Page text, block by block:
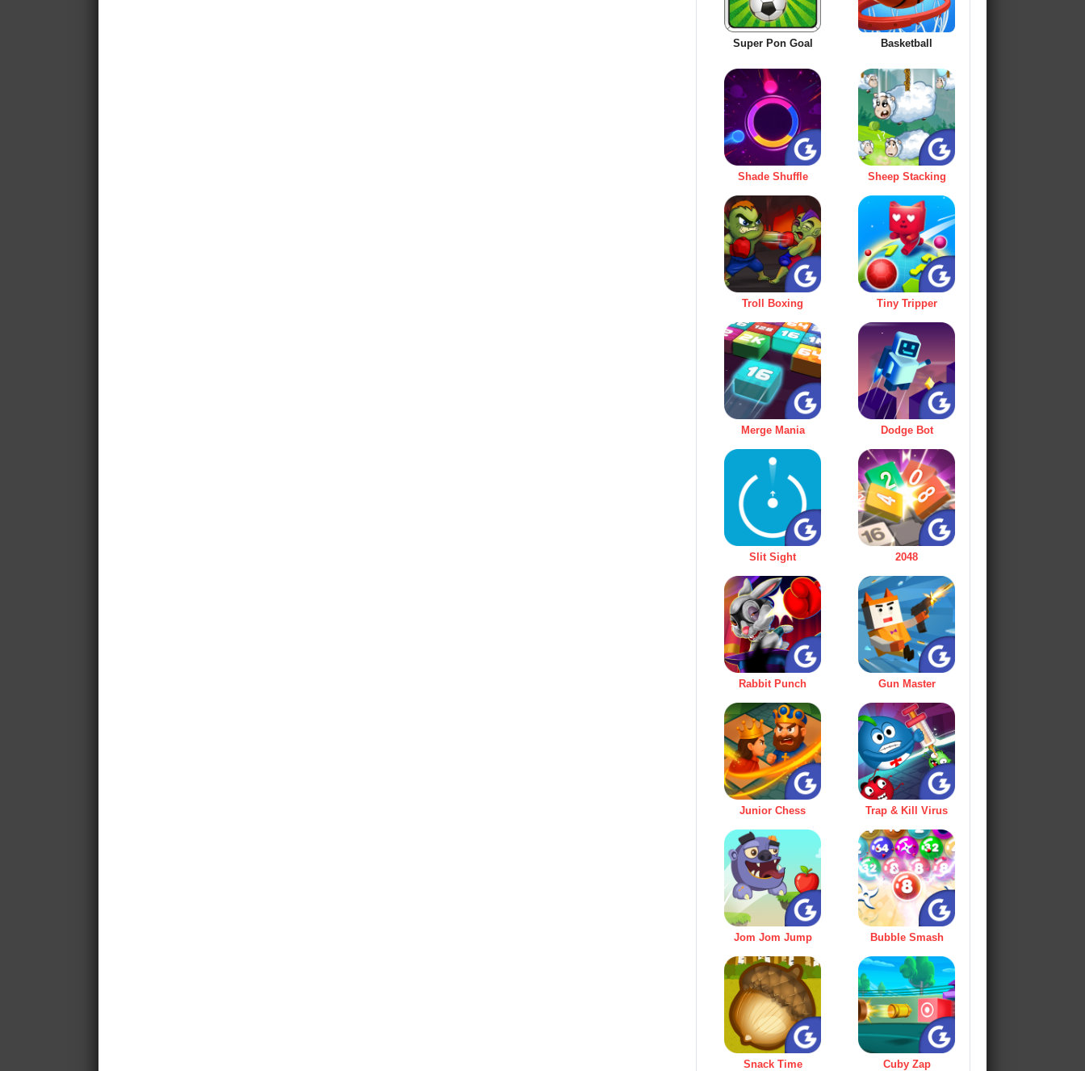
Super Pon Goal Basketball
Shade Shuffle Sheep Stacking
Troll Boxing Tiny Tripper
Merge Mania Dodge Bot
Slit Sight 2048
Rabbit Punch Gun Master
Junior Chess Trap & Kill Virus
Jom Jom Jump Bubble Smash
Snack Time Cuby Zap